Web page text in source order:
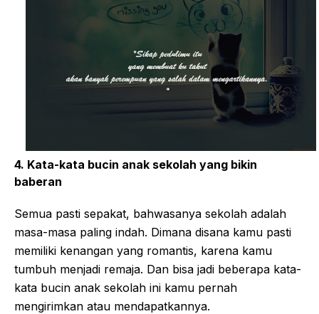
4. Kata-kata bucin anak sekolah yang bikin
baberan
Semua pasti sepakat, bahwasanya sekolah adalah
masa-masa paling indah. Dimana disana kamu pasti
memiliki kenangan yang romantis, karena kamu
tumbuh menjadi remaja. Dan bisa jadi beberapa kata-
kata bucin anak sekolah ini kamu pernah
mengirimkan atau mendapatkannya.